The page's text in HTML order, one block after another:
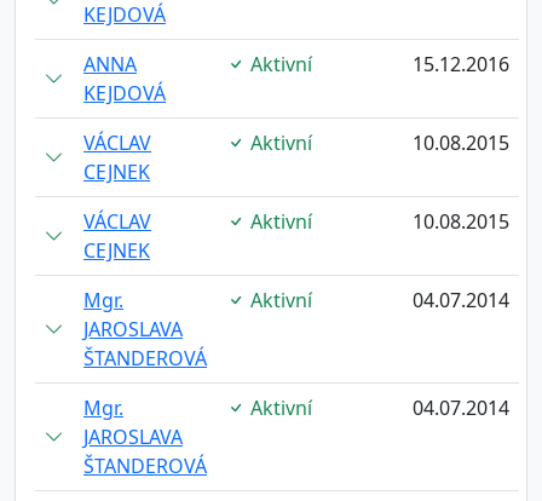
KEJDOVÁ
ANNA
KEJDOVÁ
Aktivní 15.12.2016
VÁCLAV
CEJNEK
Aktivní 10.08.2015
VÁCLAV
CEJNEK
Aktivní 10.08.2015
Mgr.
JAROSLAVA
ŠTANDEROVÁ
Aktivní 04.07.2014
Mgr.
JAROSLAVA
ŠTANDEROVÁ
Aktivní 04.07.2014